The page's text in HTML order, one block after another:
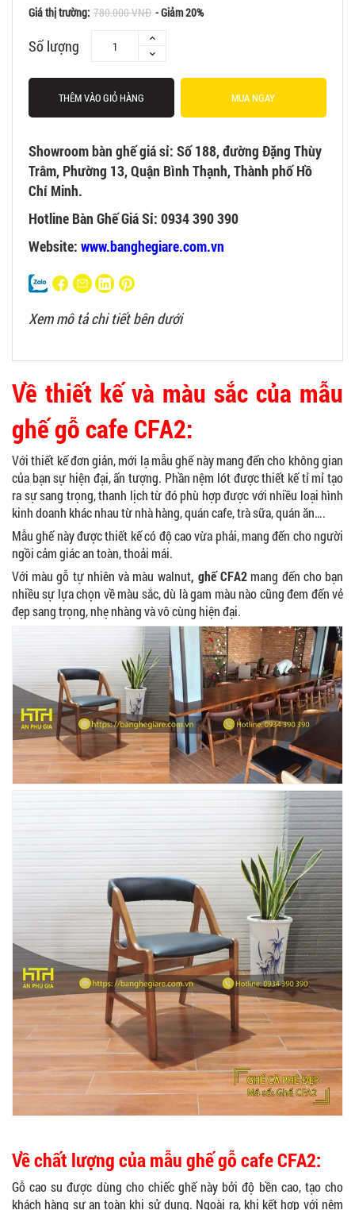
Giá thị trường: 780.000 VNĐ - Giảm 20%
Số lượng
THÊM VÀO GIỎ HÀNG MUA NGAY
Showroom bàn ghế giá sỉ: Số 188, đường Đặng Thùy
Trâm, Phường 13, Quận Bình Thạnh, Thành phố Hồ
Chí Minh.
Hotline Bàn Ghế Giá Sỉ: 0934 390 390
Website: www.banghegiare.com.vn
Xem mô tả chi tiết bên dưới
Về thiết kế và màu sắc của mẫu
ghế gỗ cafe CFA2:
Với thiết kế đơn giản, mới lạ mẫu ghế này mang đến cho không gian
của bạn sự hiện đại, ấn tượng. Phần nệm lót được thiết kế tỉ mỉ tạo
ra sự sang trọng, thanh lịch từ đó phù hợp được với nhiều loại hình
kinh doanh khác nhau từ nhà hàng, quán cafe, trà sữa, quán ăn….
Mẫu ghế này được thiết kế có độ cao vừa phải, mang đến cho người
ngồi cảm giác an toàn, thoải mái.
Với màu gỗ tự nhiên và màu walnut, ghế CFA2 mang đến cho bạn
nhiều sự lựa chọn về màu sắc, dù là gam màu nào cũng đem đến vẻ
đẹp sang trọng, nhẹ nhàng và vô cùng hiện đại.
Về chất lượng của mẫu ghế gỗ cafe CFA2:
Gỗ cao su được dùng cho chiếc ghế này bởi độ bền cao, tạo cho
khách hàng sự an toàn khi sử dụng. Ngoài ra, khi kết hợp với nệm